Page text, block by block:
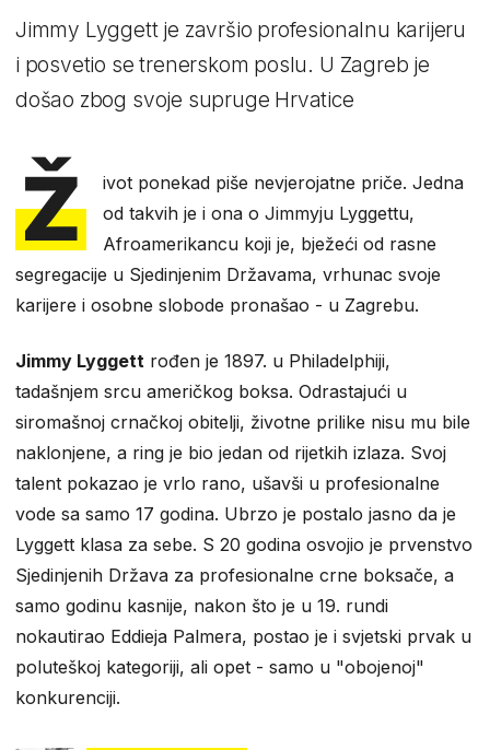
Jimmy Lyggett je završio profesionalnu karijeru
i posvetio se trenerskom poslu. U Zagreb je
došao zbog svoje supruge Hrvatice
Ž
ivot ponekad piše nevjerojatne priče. Jedna
od takvih je i ona o Jimmyju Lyggettu,
Afroamerikancu koji je, bježeći od rasne
segregacije u Sjedinjenim Državama, vrhunac svoje
karijere i osobne slobode pronašao - u Zagrebu.
Jimmy Lyggett rođen je 1897. u Philadelphiji,
tadašnjem srcu američkog boksa. Odrastajući u
siromašnoj crnačkoj obitelji, životne prilike nisu mu bile
naklonjene, a ring je bio jedan od rijetkih izlaza. Svoj
talent pokazao je vrlo rano, ušavši u profesionalne
vode sa samo 17 godina. Ubrzo je postalo jasno da je
Lyggett klasa za sebe. S 20 godina osvojio je prvenstvo
Sjedinjenih Država za profesionalne crne boksače, a
samo godinu kasnije, nakon što je u 19. rundi
nokautirao Eddieja Palmera, postao je i svjetski prvak u
poluteškoj kategoriji, ali opet - samo u "obojenoj"
konkurenciji.